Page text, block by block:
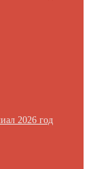
2026 год